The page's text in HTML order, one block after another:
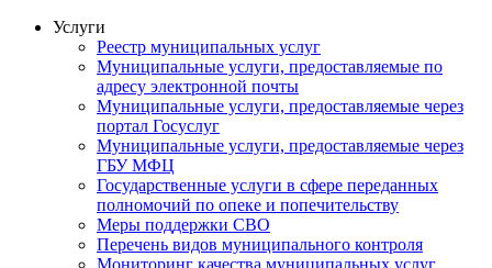
Услуги
Реестр муниципальных услуг
Муниципальные услуги, предоставляемые по
адресу электронной почты
Муниципальные услуги, предоставляемые через
портал Госуслуг
Муниципальные услуги, предоставляемые через
ГБУ МФЦ
Государственные услуги в сфере переданных
полномочий по опеке и попечительству
Меры поддержки СВО
Перечень видов муниципального контроля
Мониторинг качества муниципальных услуг